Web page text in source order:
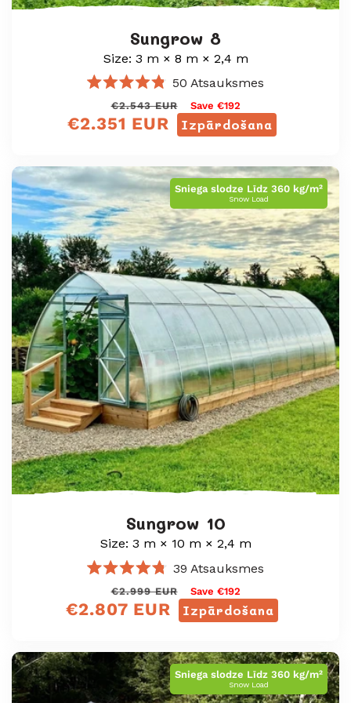
Sungrow 8
Size: 3 m × 8 m × 2,4 m
ar
4.8
no
50 Atsauksmes
Regular
price
€2.543 EUR Save €192
Izpārdošana
Sale
price
€2.351 EUR
Sniega slodze Līdz 360 kg/m²
Snow Load
Sungrow 10
Size: 3 m × 10 m × 2,4 m
ar
4.8
no
39 Atsauksmes
Regular
price
€2.999 EUR Save €192
Izpārdošana
Sale
price
€2.807 EUR
Sniega slodze Līdz 360 kg/m²
Snow Load